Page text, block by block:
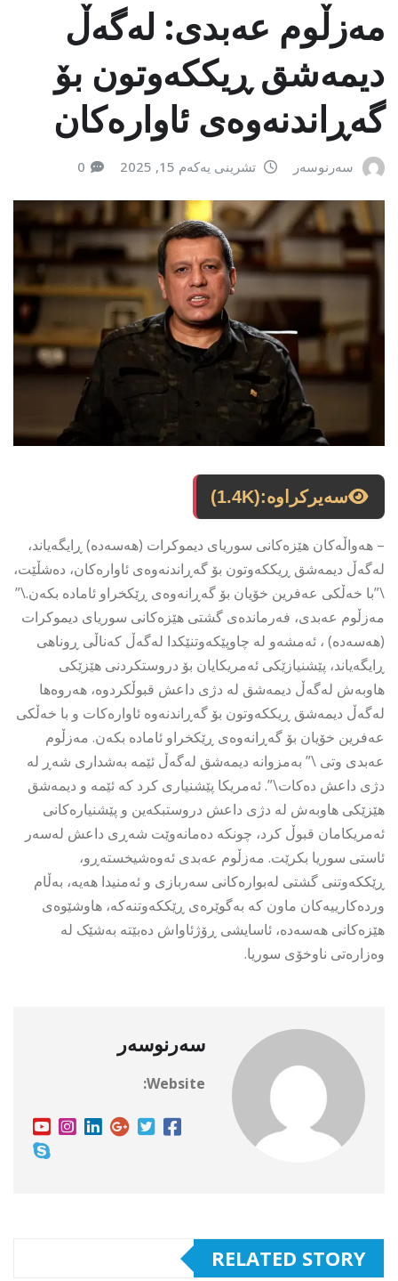
مەزڵوم عەبدی: لەگەڵ
دیمەشق ڕیككەوتون بۆ
گەڕاندنەوەی ئاوارەكان
سەرنوسەر تشرینی یەکەم 15, 2025 0
سەیرکراوە:(1.4K)
– هەواڵەکان هێزەكانی سوریای دیموكرات (هەسەدە) ڕایگەیاند،
لەگەڵ دیمەشق ڕیككەوتون بۆ گەڕاندنەوەی ئاوارەكان، دەشڵێت،
\”با خەڵکی عەفرین خۆیان بۆ گەڕانەوەی ڕێکخراو ئامادە بکەن.\”
مەزڵوم عەبدی، فەرماندەی گشتی هێزەكانی سوریای دیموكرات
(هەسەدە) ، ئەمشەو لە چاوپێكەوتنێكدا لەگەڵ كەناڵی ڕوناهی
ڕایگەیاند، پێشنیازێكی ئەمریكایان بۆ دروستكردنی هێزێكی
هاوبەش لەگەڵ دیمەشق لە دژی داعش قبوڵكردوە، هەروەها
لەگەڵ دیمەشق ڕیككەوتون بۆ گەڕاندنەوە ئاوارەكات و با خەڵکی
عەفرین خۆیان بۆ گەڕانەوەی ڕێکخراو ئامادە بکەن. مەزڵوم
عەبدی وتی \” بەمزوانە دیمەشق لەگەڵ ئێمە بەشداری شەڕ لە
دژی داعش دەکات\”. ئەمریکا پێشنیاری کرد کە ئێمە و دیمەشق
هێزێکی هاوبەش لە دژی داعش دروستبكەین و پێشنیارەکانی
ئەمریکامان قبوڵ کرد، چونكە دەمانەوێت شەڕی داعش لەسەر
ئاستی سوریا بکرێت. مەزڵوم عەبدی ئەوەشیخستەڕو،
ڕێککەوتنی گشتی لەبوارەکانی سەربازی و ئەمنیدا هەیە، بەڵام
وردەکارییەکان ماون كە بەگوێرەی ڕێككەوتنەكە، هاوشێوەی
هێزەکانی هەسەدە، ئاسایشی ڕۆژئاواش دەبێتە بەشێک لە
وەزارەتی ناوخۆی سوریا.
سەرنوسەر
Website:
RELATED STORY